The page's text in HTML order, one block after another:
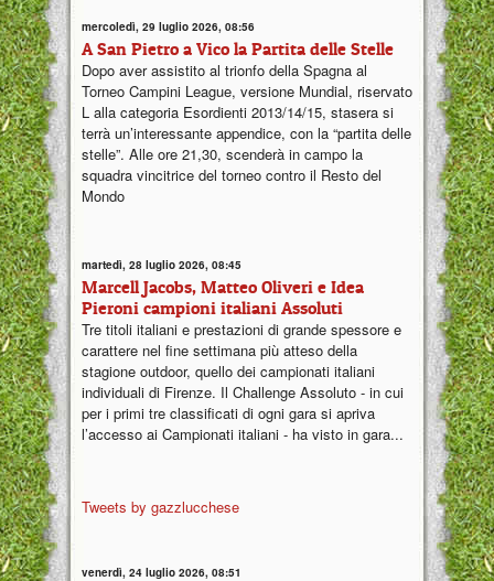
mercoledì, 29 luglio 2026, 08:56
A San Pietro a Vico la Partita delle Stelle
Dopo aver assistito al trionfo della Spagna al
Torneo Campini League, versione Mundial, riservato
L alla categoria Esordienti 2013/14/15, stasera si
terrà un’interessante appendice, con la “partita delle
stelle”. Alle ore 21,30, scenderà in campo la
squadra vincitrice del torneo contro il Resto del
Mondo
martedì, 28 luglio 2026, 08:45
Marcell Jacobs, Matteo Oliveri e Idea
Pieroni campioni italiani Assoluti
Tre titoli italiani e prestazioni di grande spessore e
carattere nel fine settimana più atteso della
stagione outdoor, quello dei campionati italiani
individuali di Firenze. Il Challenge Assoluto - in cui
per i primi tre classificati di ogni gara si apriva
l’accesso ai Campionati italiani - ha visto in gara...
Tweets by gazzlucchese
venerdì, 24 luglio 2026, 08:51